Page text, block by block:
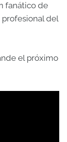
fanático de
profesional del
el próximo